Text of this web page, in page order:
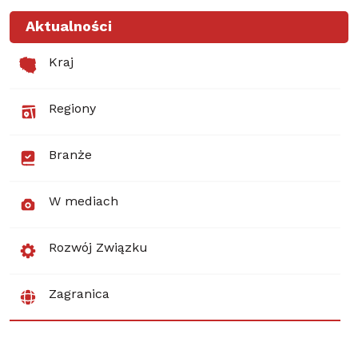
Aktualności
Kraj
Regiony
Branże
W mediach
Rozwój Związku
Zagranica